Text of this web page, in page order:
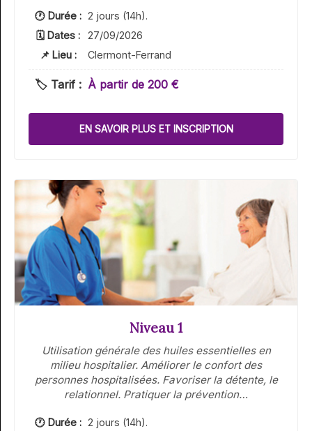
🕐 Durée : 2 jours (14h).
🗓 Dates :
27/09/2026
📌 Lieu :
Clermont-Ferrand
🏷️ Tarif : À partir de 200 €
EN SAVOIR PLUS ET INSCRIPTION
Niveau 1
Utilisation générale des huiles essentielles en
milieu hospitalier. Améliorer le confort des
personnes hospitalisées. Favoriser la détente, le
relationnel. Pratiquer la prévention…
🕐 Durée : 2 jours (14h).